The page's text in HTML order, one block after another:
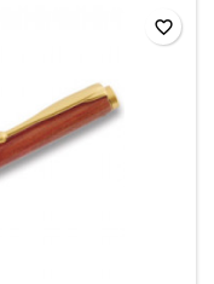
favorite_border